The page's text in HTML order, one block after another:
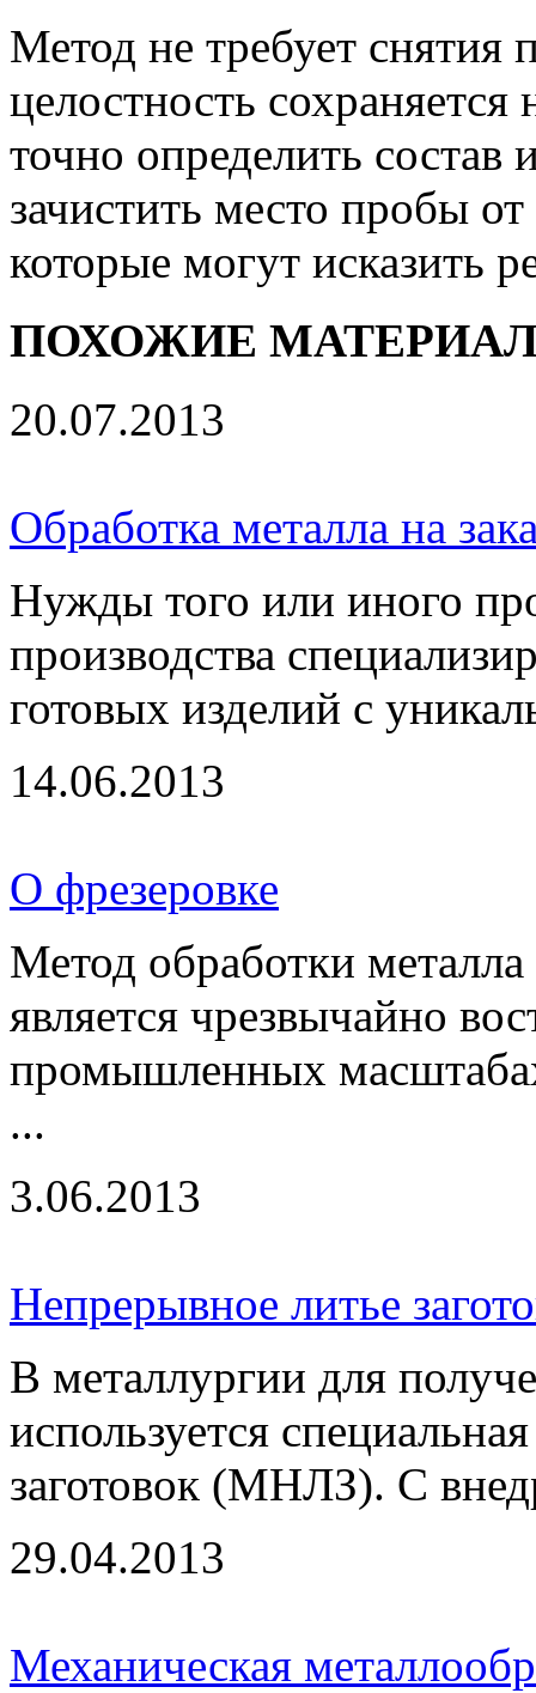
Метод не требует снятия
целостность
точно определить состав
зачистить место пробы
которые могут исказить
ПОХОЖИЕ
20.07.2013
Обработка металла на
Нужды того или иного
производства
готовых изделий с
14.06.2013
О фрезеровке
Метод обработки
является чрезвычайно
промышленных
...
3.06.2013
Непрерывное литье
В металлургии для
используется
заготовок (МНЛЗ). С
29.04.2013
Механическая